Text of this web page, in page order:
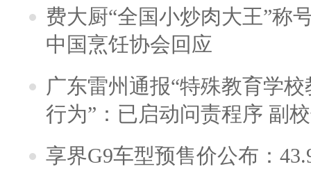
费大厨“全国小炒肉大王”称
中国烹饪协会回应
广东雷州通报“特殊教育学
行为”：已启动问责程序 副
享界G9车型预售价公布：